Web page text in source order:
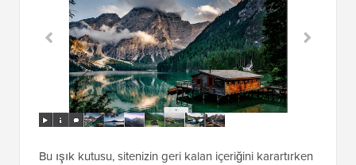
Bu ışık kutusu, sitenizin geri kalan içeriğini karartırken